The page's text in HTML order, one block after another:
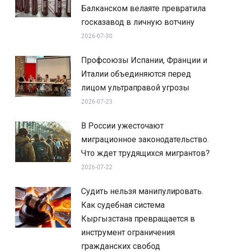
Балканском велаяте превратила
госказавод в личную вотчину
2026-07-30
Профсоюзы Испании, Франции и
Италии объединяются перед
лицом ультраправой угрозы
2026-07-23
В России ужесточают
миграционное законодательство.
Что ждет трудящихся мигрантов?
2026-07-22
Судить нельзя манипулировать.
Как судебная система
Кыргызстана превращается в
инструмент ограничения
гражданских свобод